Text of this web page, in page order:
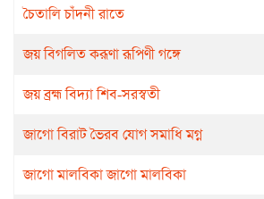
চৈতালি চাঁদনী রাতে
জয় বিগলিত করূণা রূপিণী গঙ্গে
জয় ব্রহ্ম বিদ্যা শিব-সরস্বতী
জাগো বিরাট ভৈরব যোগ সমাধি মগ্ন
জাগো মালবিকা জাগো মালবিকা